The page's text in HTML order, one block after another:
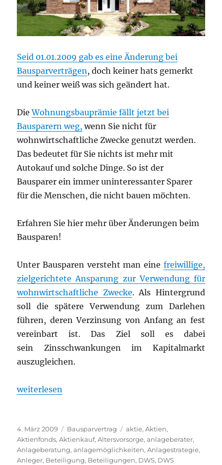
Seid 01.01.2009 gab es eine Änderung bei
Bausparverträgen, doch keiner hats gemerkt
und keiner weiß was sich geändert hat.
DieWohnungsbauprämie fällt jetzt bei
Bausparern weg, wenn Sie nicht für
wohnwirtschaftliche Zwecke genutzt werden.
Das bedeutet für Sie nichts ist mehr mit
Autokauf und solche Dinge. So ist der
Bausparer ein immer uninteressanter Sparer
für die Menschen, die nicht bauen möchten.
Erfahren Sie hier mehr über Änderungen beim
Bausparen!
Unter Bausparen versteht man eine freiwillige,
zielgerichtete Ansparung zur Verwendung für
wohnwirtschaftliche Zwecke. Als Hintergrund
soll die spätere Verwendung zum Darlehen
führen, deren Verzinsung von Anfang an fest
vereinbart ist. Das Ziel soll es dabei
sein Zinsschwankungen im Kapitalmarkt
auszugleichen.
„Keine Wohnungsbauprämie bei Bausparverträgen
weiterlesen
Veröffentlicht
am
4. März 2009 Kategorien
Bausparvertrag Schlagwörter
aktie,Aktien,
Aktienfonds,Aktienkauf,Altersvorsorge,anlageberater,
Anlageberatung,anlagemöglichkeiten,Anlagestrategie,
Anleger, Beteiligung, Beteiligungen, DWS, DWS